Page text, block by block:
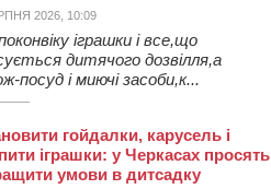
2026, 10:09
іграшки і все,що
дитячого дозвілля,а
посуд і миючі засоби,к...
гойдалки, карусель і
іграшки: у Черкасах просять
умови в дитсадку